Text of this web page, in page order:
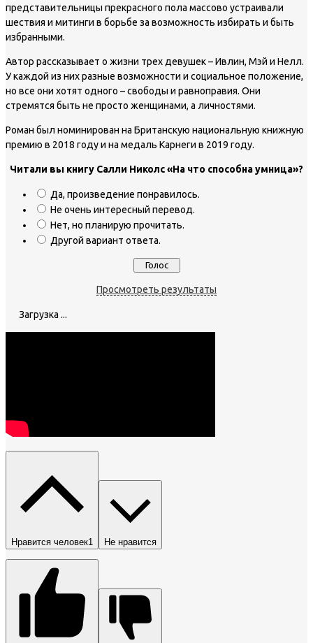
представительницы прекрасного пола массово устраивали
шествия и митинги в борьбе за возможность избирать и быть
избранными.
Автор рассказывает о жизни трех девушек – Ивлин, Мэй и Нелл.
У каждой из них разные возможности и социальное положение,
но все они хотят одного – свободы и равноправия. Они
стремятся быть не просто женщинами, а личностями.
Роман был номинирован на Британскую национальную книжную
премию в 2018 году и на медаль Карнеги в 2019 году.
Читали вы книгу Салли Николс «На что способна умница»?
Да, произведение понравилось.
Не очень интересный перевод.
Нет, но планирую прочитать.
Другой вариант ответа.
Просмотреть результаты
Загрузка ...
Нравится человек1 Не нравится